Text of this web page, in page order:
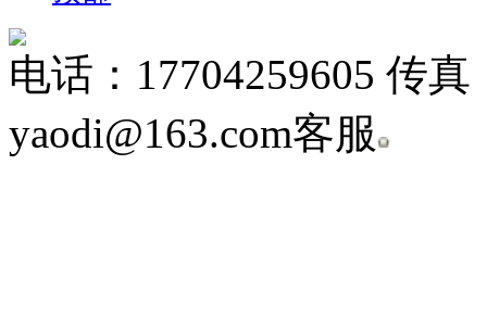
电话：17704259605 传
yaodi@163.com客服